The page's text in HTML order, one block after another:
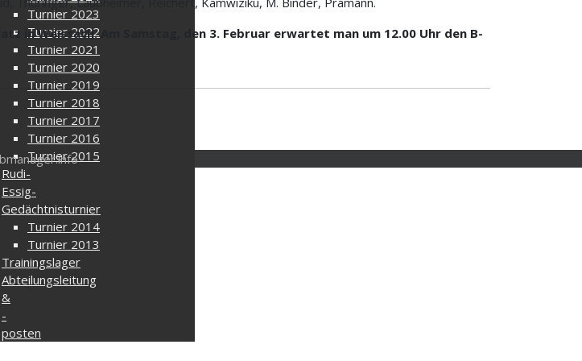
Turnier 2023
Turnier 2022
Turnier 2021
Turnier 2020
Turnier 2019
Turnier 2018
Turnier 2017
Turnier 2016
Turnier 2015
Rudi-
Essig-
Gedächtnisturnier
Turnier 2014
Turnier 2013
Trainingslager
Abteilungsleitung
&
-
posten
in Weissach. Am Samstag, den 3. Februar erwartet man um 12.00 Uhr den B-